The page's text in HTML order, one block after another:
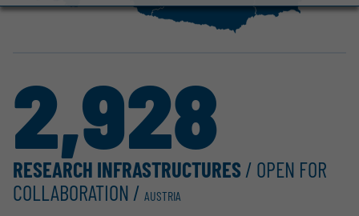
2,928
RESEARCH INFRASTRUCTURES / OPEN FOR
COLLABORATION / AUSTRIA